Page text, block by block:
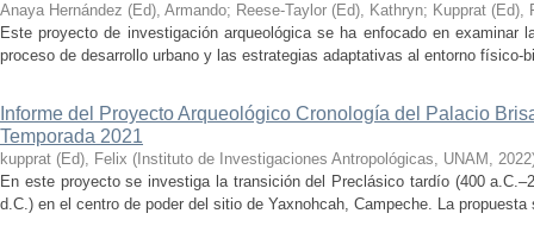
Anaya Hernández (Ed), Armando; Reese-Taylor (Ed), Kathryn; Kupprat (Ed),
Este proyecto de investigación arqueológica se ha enfocado en examinar
proceso de desarrollo urbano y las estrategias adaptativas al entorno físico-
Informe del Proyecto Arqueológico Cronología del Palacio
Temporada 2021
kupprat (Ed), Felix ( Instituto de Investigaciones Antropológicas, UNAM , 2022
En este proyecto se investiga la transición del Preclásico tardío (400
d.C.) en el centro de poder del sitio de Yaxnohcah, Campeche. La